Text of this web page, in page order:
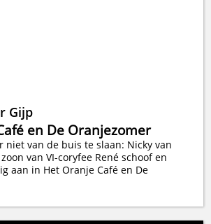
Gijp
en De Oranjezomer
niet van de buis te slaan: Nicky van
van VI-coryfee René schoof en
aan in Het Oranje Café en De